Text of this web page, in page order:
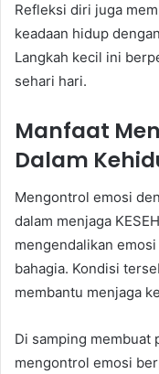
Refleksi diri juga
keadaan hidup
Langkah kecil ini
sehari hari.
Manfaat
Dalam
Mengontrol emosi
dalam menjaga
mengendalikan
bahagia. Kondisi
membantu menjaga
Di samping membuat
mengontrol emosi